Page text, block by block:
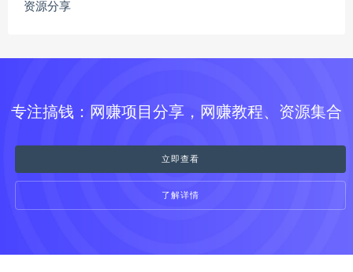
资源分享
专注搞钱：网赚项目分享，网赚教程、资源集合
立即查看
了解详情